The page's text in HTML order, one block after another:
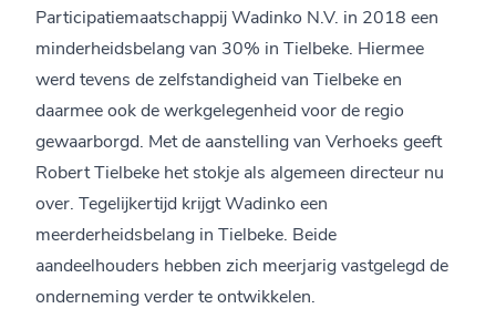
Participatiemaatschappij Wadinko N.V. in 2018 een
minderheidsbelang van 30% in Tielbeke. Hiermee
werd tevens de zelfstandigheid van Tielbeke en
daarmee ook de werkgelegenheid voor de regio
gewaarborgd. Met de aanstelling van Verhoeks geeft
Robert Tielbeke het stokje als algemeen directeur nu
over. Tegelijkertijd krijgt Wadinko een
meerderheidsbelang in Tielbeke. Beide
aandeelhouders hebben zich meerjarig vastgelegd de
onderneming verder te ontwikkelen.